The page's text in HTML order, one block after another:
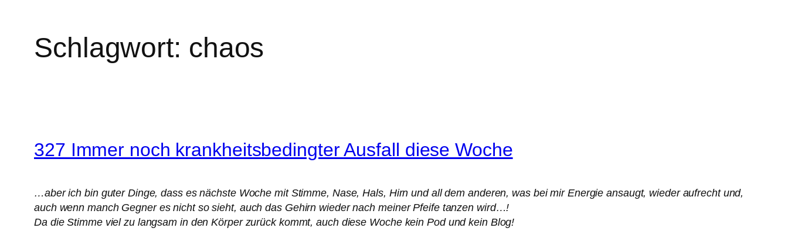
Schlagwort: chaos
327 Immer noch krankheitsbedingter Ausfall diese Woche
…aber ich bin guter Dinge, dass es nächste Woche mit Stimme, Nase, Hals, Hirn und all dem anderen, was bei mir Energie ansaugt, wieder aufrecht und,
auch wenn manch Gegner es nicht so sieht, auch das Gehirn wieder nach meiner Pfeife tanzen wird…!
Da die Stimme viel zu langsam in den Körper zurück kommt, auch diese Woche kein Pod und kein Blog!